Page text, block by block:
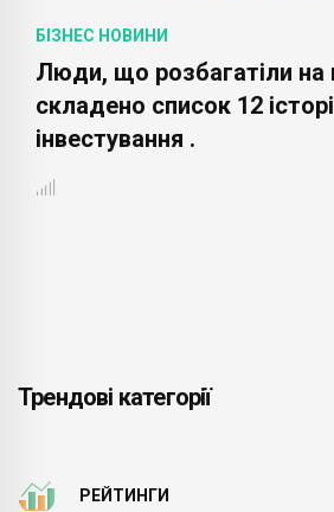
БІЗНЕС НОВИНИ
Люди, що розбагатіли на
складено список 12
інвестування .
Трендові категорії
РЕЙТИНГИ